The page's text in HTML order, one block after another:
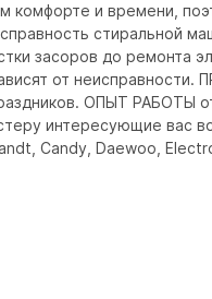
и времени,
стиральной
засоров до ремонта
от
ОПЫТ РАБОТЫ
интересующие
Candy, Daewoo,